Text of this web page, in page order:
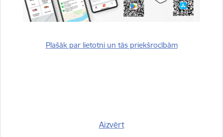
Plašāk par lietotni un tās priekšrocībām
Aizvērt
pakalpojumus)
pieprasījuma līmeni.
uzlabotu vietnes darbību un